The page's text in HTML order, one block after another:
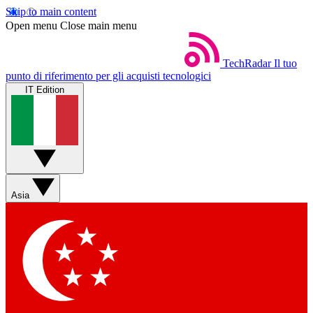
Skip to main content
Open menu Close main menu
TechRadar Il tuo
punto di riferimento per gli acquisti tecnologici
IT Edition
Asia